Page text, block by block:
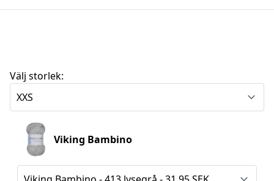
Välj storlek:
Viking Bambino